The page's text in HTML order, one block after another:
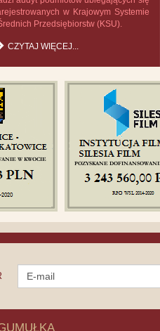
w Krajowym Systemie
Przedsiębiorstw (KSU).
CZYTAJ WIĘCEJ...